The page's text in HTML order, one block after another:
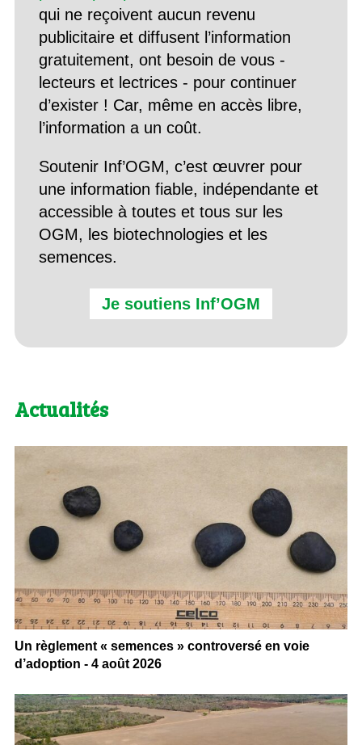
qui ne reçoivent aucun revenu
publicitaire et diffusent l’information
gratuitement, ont besoin de vous -
lecteurs et lectrices - pour continuer
d’exister ! Car, même en accès libre,
l’information a un coût.
Soutenir Inf’OGM, c’est œuvrer pour
une information fiable, indépendante et
accessible à toutes et tous sur les
OGM, les biotechnologies et les
semences.
Je soutiens Inf’OGM
Actualités
Un règlement « semences » controversé en voie
d’adoption - 4 août 2026